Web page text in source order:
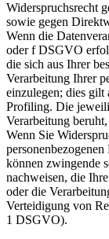
Widerspruchsrecht
sowie gegen
Wenn die
oder f DSGVO
die sich aus Ihrer
Verarbeitung Ihrer
einzulegen; dies gilt
Profiling. Die
Verarbeitung
Wenn Sie
können zwingende
nachweisen, die
oder die
Verteidigung von
1 DSGVO).